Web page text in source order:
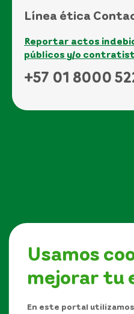
Usamos
mejorar tu
En este portal
Línea ética
Reportar actos
públicos y/o
+57 01 8000
Síguenos en